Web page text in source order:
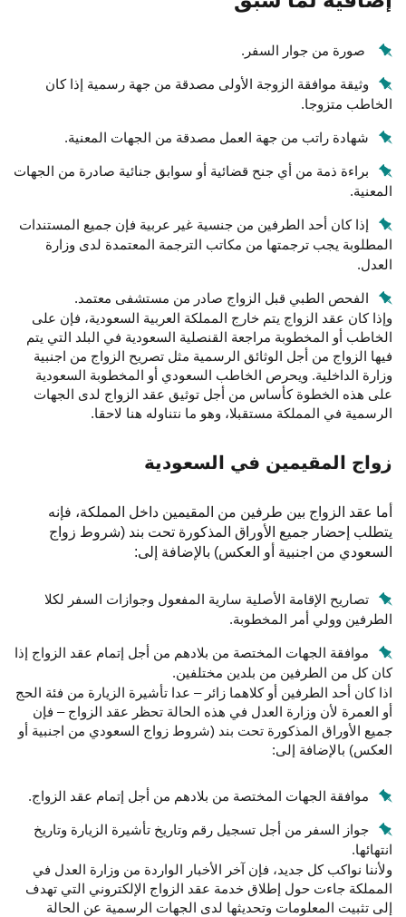
صورة من جوار السفر.
وثيقة موافقة الزوجة الأولى مصدقة من جهة رسمية إذا كان
الخاطب متزوجا.
شهادة راتب من جهة العمل مصدقة من الجهات المعنية.
براءة ذمة من أي جنح قضائية أو سوابق جنائية صادرة من الجهات
المعنية.
إذا كان أحد الطرفين من جنسية غير عربية فإن جميع المستندات
المطلوبة يجب ترجمتها من مكاتب الترجمة المعتمدة لدى وزارة
العدل.
الفحص الطبي قبل الزواج صادر من مستشفى معتمد.
وإذا كان عقد الزواج يتم خارج المملكة العربية السعودية، فإن على
الخاطب أو المخطوبة مراجعة القنصلية السعودية في البلد التي يتم
فيها الزواج من أجل الوثائق الرسمية مثل تصريح الزواج من اجنبية
وزارة الداخلية. ويحرص الخاطب السعودي أو المخطوبة السعودية
على هذه الخطوة كأساس من أجل توثيق عقد الزواج لدى الجهات
الرسمية في المملكة مستقبلا، وهو ما نتناوله هنا لاحقا.
زواج المقيمين في السعودية
أما عقد الزواج بين طرفين من المقيمين داخل المملكة، فإنه
يتطلب إحضار جميع الأوراق المذكورة تحت بند (شروط زواج
السعودي من اجنبية أو العكس) بالإضافة إلى:
تصاريح الإقامة الأصلية سارية المفعول وجوازات السفر لكلا
الطرفين وولي أمر المخطوبة.
موافقة الجهات المختصة من بلادهم من أجل إتمام عقد الزواج إذا
كان كل من الطرفين من بلدين مختلفين.
اذا كان أحد الطرفين أو كلاهما زائر – عدا تأشيرة الزيارة من فئة الحج
أو العمرة لأن وزارة العدل في هذه الحالة تحظر عقد الزواج – فإن
جميع الأوراق المذكورة تحت بند (شروط زواج السعودي من اجنبية أو
العكس) بالإضافة إلى:
موافقة الجهات المختصة من بلادهم من أجل إتمام عقد الزواج.
جواز السفر من أجل تسجيل رقم وتاريخ تأشيرة الزيارة وتاريخ
انتهائها.
ولأننا نواكب كل جديد، فإن آخر الأخبار الواردة من وزارة العدل في
المملكة جاءت حول إطلاق خدمة عقد الزواج الإلكتروني التي تهدف
إلى تثبيت المعلومات وتحديثها لدى الجهات الرسمية عن الحالة